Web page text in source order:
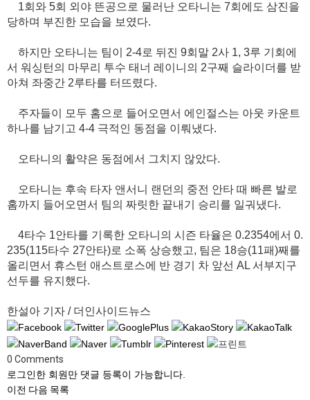
1회와 5회 외야 뜬공으로 물러난 오타니는 7회에도 삼진을
당하며 부진한 모습을 보였다.
하지만 오타니는 팀이 2-4로 뒤진 9회말 2사 1, 3루 기회에
서 워싱턴의 마무리 투수 태너 레이니의 2구째 슬라이더를 받
아쳐 좌중간 2루타를 터뜨렸다.
주자들이 모두 홈으로 들어오면서 에인절스는 아웃 카운트
하나를 남기고 4-4 극적인 동점을 이뤄냈다.
오타니의 활약은 동점에서 그치지 않았다.
오타니는 후속 타자 앤서니 랜던의 중전 안타 때 빠른 발로
홈까지 들어오면서 팀의 짜릿한 끝내기 승리를 일궈냈다.
4타수 1안타를 기록한 오타니의 시즌 타율은 0.2354에서 0.
235(115타수 27안타)로 소폭 상승했고, 팀은 18승(11패)째를
올리면서 휴스턴 애스트로스에 반 경기 차 앞선 AL 서부지구
선두를 유지했다.
한설아 기자 / 더인사이드뉴스
0 Comments
로그인한 회원만 댓글 등록이 가능합니다.
이전 다음 목록